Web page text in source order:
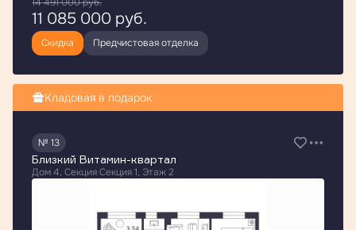
11 085 000 руб.
Скидка Предчистовая отделка
Кладовая в подарок
№ 13
Близкий Витамин-квартал
Дом 4, Секция Секция 1, Этаж 2